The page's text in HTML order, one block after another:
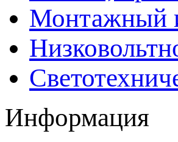
Монтажный
Информация